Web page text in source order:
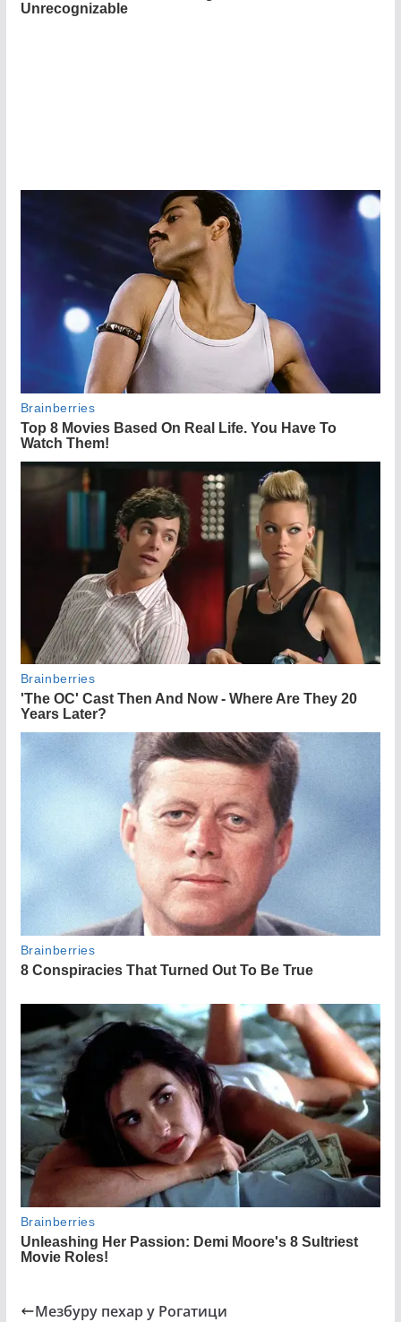
Мезбуру пехар у Рогатици